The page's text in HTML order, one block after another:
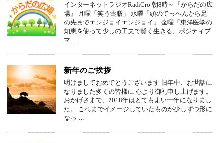
インターネットラジオRadiCro 朝8時～『からだの広
場』 月曜「笑う薬膳」 水曜「頭のてっぺんから足
の先までエンジョイエンジョイ」 金曜「東洋医学の
知恵を使って少しの工夫で賢く生きる、ポジティブ
マ …
新年のご挨拶
明けましておめでとうございます 旧年中、お世話に
なりました多くの皆様に 心より御礼申し上げます。
おかげさまで、2018年はとてもよい一年になりまし
た。 これまでイメージしていたものが少しずつ形に
なっ …